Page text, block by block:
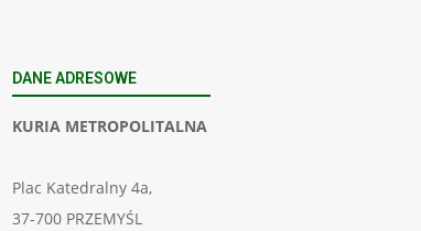
DANE ADRESOWE
KURIA METROPOLITALNA
Plac Katedralny 4a,
37-700 PRZEMYŚL